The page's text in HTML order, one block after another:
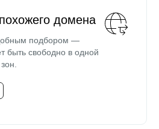
домена
подбором —
быть свободно в одной